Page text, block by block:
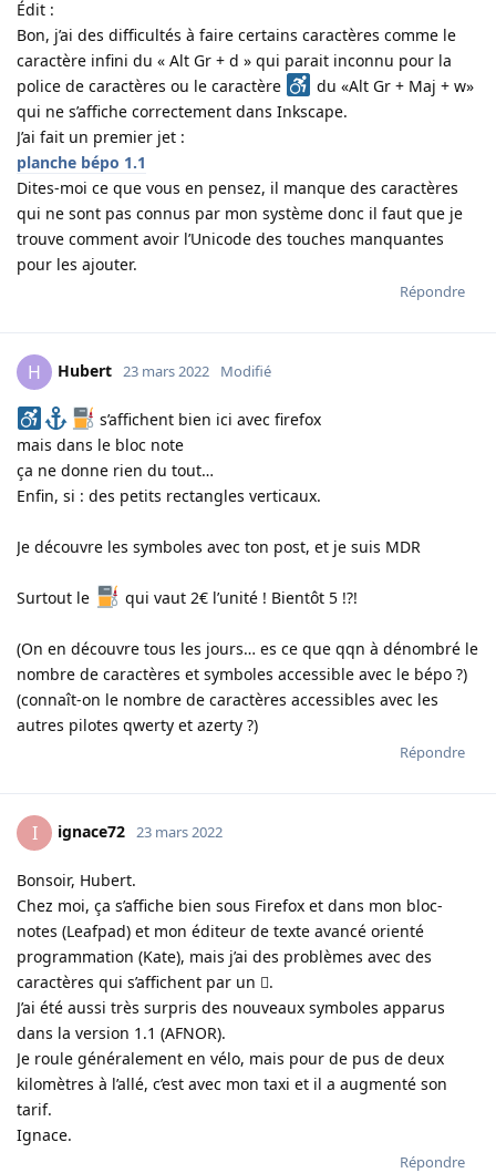
Édit :
Bon, j’ai des difficultés à faire certains caractères comme le
caractère infini du « Alt Gr + d » qui parait inconnu pour la
police de caractères ou le caractère
du «Alt Gr + Maj + w»
qui ne s’affiche correctement dans Inkscape.
J’ai fait un premier jet :
planche bépo 1.1
Dites-moi ce que vous en pensez, il manque des caractères
qui ne sont pas connus par mon système donc il faut que je
trouve comment avoir l’Unicode des touches manquantes
pour les ajouter.
Répondre
H Hubert 23 mars 2022 Modifié
s’affichent bien ici avec firefox
mais dans le bloc note
ça ne donne rien du tout…
Enfin, si : des petits rectangles verticaux.
Je découvre les symboles avec ton post, et je suis MDR
Surtout le qui vaut 2€ l’unité ! Bientôt 5 !?!
(On en découvre tous les jours… es ce que qqn à dénombré le
nombre de caractères et symboles accessible avec le bépo ?)
(connaît-on le nombre de caractères accessibles avec les
autres pilotes qwerty et azerty ?)
Répondre
I ignace72 23 mars 2022
Bonsoir, Hubert.
Chez moi, ça s’affiche bien sous Firefox et dans mon bloc-
notes (Leafpad) et mon éditeur de texte avancé orienté
programmation (Kate), mais j’ai des problèmes avec des
caractères qui s’affichent par un ﷗.
J’ai été aussi très surpris des nouveaux symboles apparus
dans la version 1.1 (AFNOR).
Je roule généralement en vélo, mais pour de pus de deux
kilomètres à l’allé, c’est avec mon taxi et il a augmenté son
tarif.
Ignace.
Répondre